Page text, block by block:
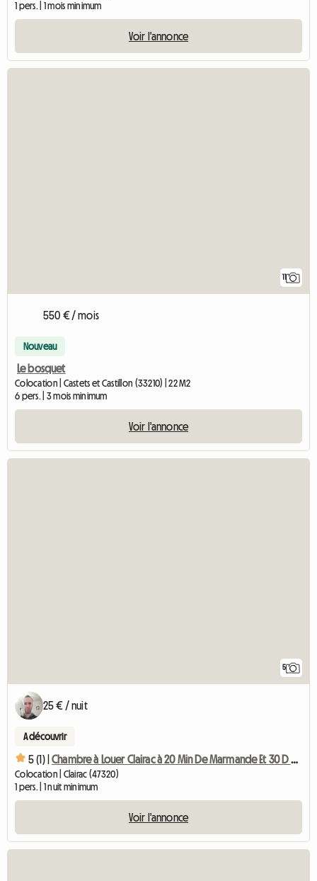
1 pers. | 1 mois minimum
Voir l'annonce
11
550 € / mois
Nouveau
Le bosquet
Colocation | Castets et Castillon (33210) | 22 M2
6 pers. | 3 mois minimum
Voir l'annonce
5
25 € / nuit
A découvrir
5 (1) | Chambre à Louer Clairac à 20 Min De Marmande Et 30 D Agen
Colocation | Clairac (47320)
1 pers. | 1 nuit minimum
Voir l'annonce